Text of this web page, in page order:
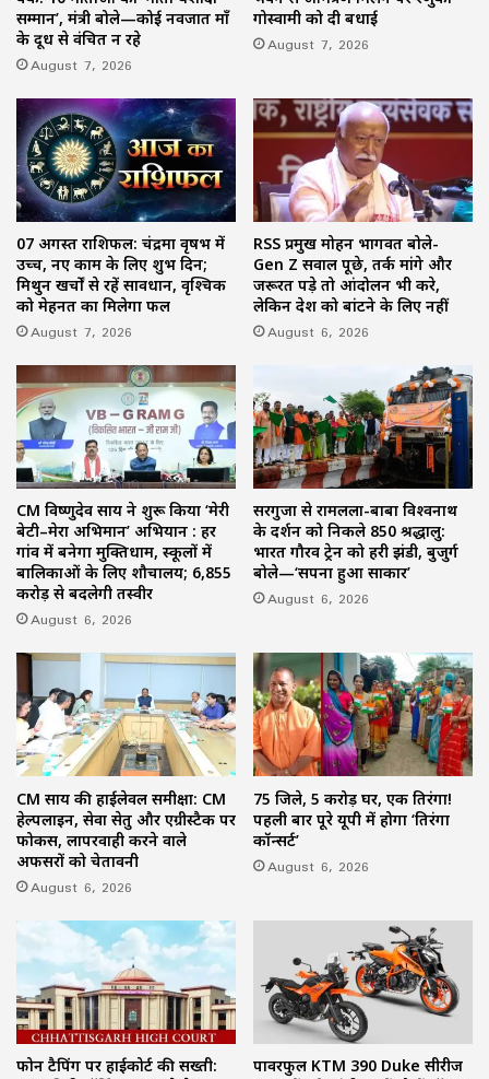
सम्मान’, मंत्री बोले—कोई नवजात माँ
के दूध से वंचित न रहे
August 7, 2026
गोस्वामी को दी बधाई
August 7, 2026
07 अगस्त राशिफल: चंद्रमा वृषभ में
उच्च, नए काम के लिए शुभ दिन;
मिथुन खर्चों से रहें सावधान, वृश्चिक
को मेहनत का मिलेगा फल
August 7, 2026
RSS प्रमुख मोहन भागवत बोले-
Gen Z सवाल पूछे, तर्क मांगे और
जरूरत पड़े तो आंदोलन भी करे,
लेकिन देश को बांटने के लिए नहीं
August 6, 2026
CM विष्णुदेव साय ने शुरू किया ‘मेरी
बेटी–मेरा अभिमान’ अभियान : हर
गांव में बनेगा मुक्तिधाम, स्कूलों में
बालिकाओं के लिए शौचालय; 6,855
करोड़ से बदलेगी तस्वीर
August 6, 2026
सरगुजा से रामलला-बाबा विश्वनाथ
के दर्शन को निकले 850 श्रद्धालु:
भारत गौरव ट्रेन को हरी झंडी, बुजुर्ग
बोले—‘सपना हुआ साकार’
August 6, 2026
CM साय की हाईलेवल समीक्षा: CM
हेल्पलाइन, सेवा सेतु और एग्रीस्टैक पर
फोकस, लापरवाही करने वाले
अफसरों को चेतावनी
August 6, 2026
75 जिले, 5 करोड़ घर, एक तिरंगा!
पहली बार पूरे यूपी में होगा ‘तिरंगा
कॉन्सर्ट’
August 6, 2026
फोन टैपिंग पर हाईकोर्ट की सख्ती:
पावरफुल KTM 390 Duke सीरीज